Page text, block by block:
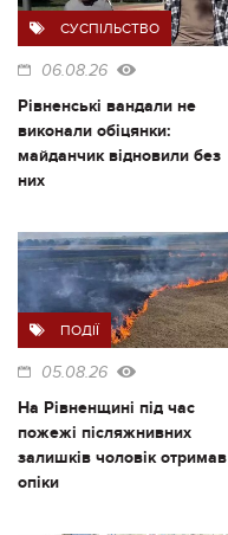
СУСПІЛЬСТВО
06.08.26
Рівненські вандали не
виконали обіцянки:
майданчик відновили без
них
ПОДІЇ
05.08.26
На Рівненщині під час
пожежі післяжнивних
залишків чоловік отримав
опіки